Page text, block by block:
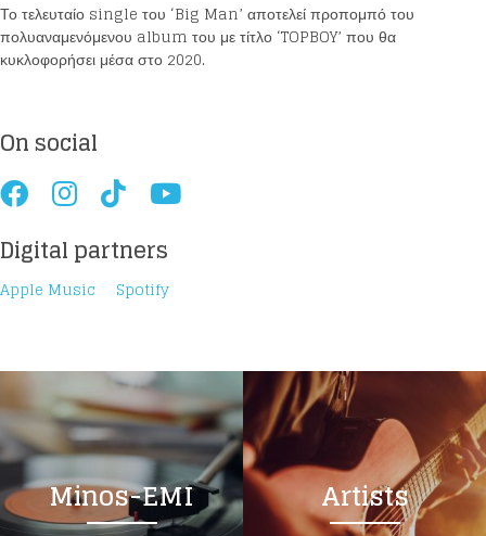
Το τελευταίο single του ‘Big Man’ αποτελεί προπομπό του
πολυαναμενόμενου album του με τίτλο ‘TOPBOY’ που θα
κυκλοφορήσει μέσα στο 2020.
On social
Digital partners
Apple Music Spotify
Minos-EMI Artists
Loading your form, please wait...